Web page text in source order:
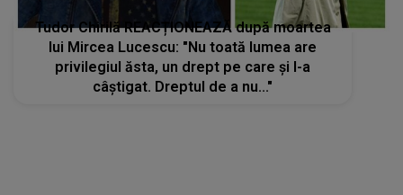
Tudor Chirilă REACȚIONEAZĂ după moartea
lui Mircea Lucescu: "Nu toată lumea are
privilegiul ăsta, un drept pe care și l-a
câștigat. Dreptul de a nu..."